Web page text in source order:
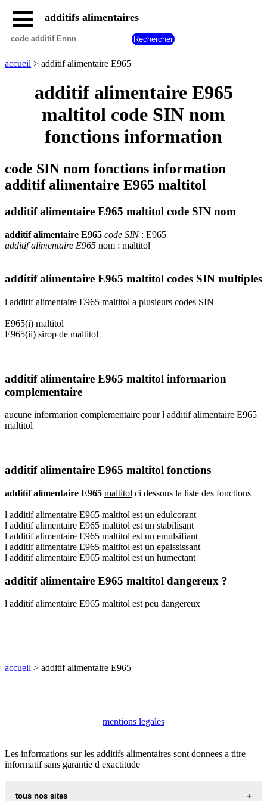
accueil
tous
additifs
additifs alimentaires
accueil > additif alimentaire E965
additif alimentaire E965
maltitol code SIN nom
fonctions information
code SIN nom fonctions information
additif alimentaire E965 maltitol
additif alimentaire E965 maltitol code SIN nom
additif alimentaire E965 code SIN: E965
additif alimentaire E965 nom : maltitol
additif alimentaire E965 maltitol codes SIN multiples
l additif alimentaire E965 maltitol a plusieurs codes SIN
E965(i) maltitol
E965(ii) sirop de maltitol
additif alimentaire E965 maltitol informarion
complementaire
aucune informarion complementaire pour l additif alimentaire E965
maltitol
additif alimentaire E965 maltitol fonctions
additif alimentaire E965 maltitol ci dessous la liste des fonctions
l additif alimentaire E965 maltitol est un edulcorant
l additif alimentaire E965 maltitol est un stabilisant
l additif alimentaire E965 maltitol est un emulsifiant
l additif alimentaire E965 maltitol est un epaississant
l additif alimentaire E965 maltitol est un humectant
additif alimentaire E965 maltitol dangereux ?
l additif alimentaire E965 maltitol est peu dangereux
accueil > additif alimentaire E965
mentions legales
Les informations sur les additifs alimentaires sont donnees a titre
informatif sans garantie d exactitude
tous nos sites